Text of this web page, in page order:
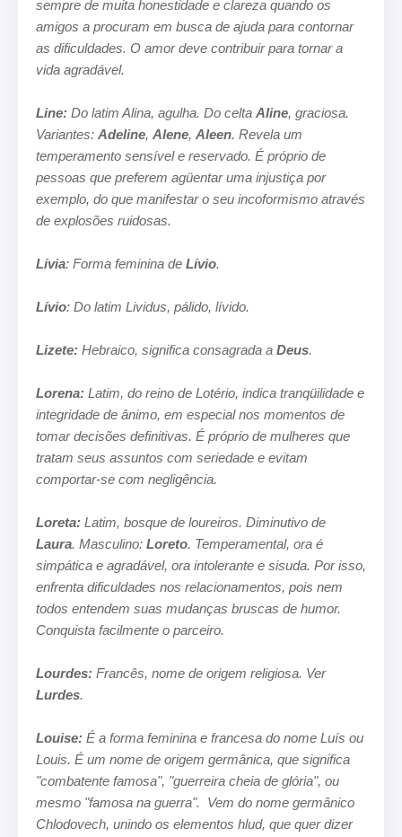
sempre de muita honestidade e clareza quando os
amigos a procuram em busca de ajuda para contornar
as dificuldades. O amor deve contribuir para tornar a
vida agradável.
Line: Do latim Alina, agulha. Do celta Aline, graciosa.
Variantes: Adeline, Alene, Aleen. Revela um
temperamento sensível e reservado. É próprio de
pessoas que preferem agüentar uma injustiça por
exemplo, do que manifestar o seu incoformismo através
de explosões ruidosas.
Lívia: Forma feminina de Lívio.
Lívio: Do latim Lividus, pálido, lívido.
Lizete: Hebraico, significa consagrada a Deus.
Lorena: Latim, do reino de Lotério, indica tranqüilidade e
integridade de ânimo, em especial nos momentos de
tomar decisões definitivas. É próprio de mulheres que
tratam seus assuntos com seriedade e evitam
comportar-se com negligência.
Loreta: Latim, bosque de loureiros. Diminutivo de
Laura. Masculino: Loreto. Temperamental, ora é
simpática e agradável, ora intolerante e sisuda. Por isso,
enfrenta dificuldades nos relacionamentos, pois nem
todos entendem suas mudanças bruscas de humor.
Conquista facilmente o parceiro.
Lourdes: Francês, nome de origem religiosa. Ver
Lurdes.
Louise: É a forma feminina e francesa do nome Luís ou
Louis. É um nome de origem germânica, que significa
"combatente famosa", "guerreira cheia de glória", ou
mesmo "famosa na guerra". Vem do nome germânico
Chlodovech, unindo os elementos hlud, que quer dizer